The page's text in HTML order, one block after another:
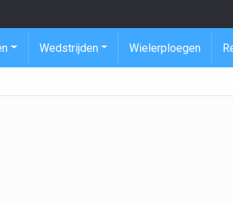
Wedstrijden Wielerploegen